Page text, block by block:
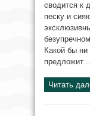
сводится к
песку и
Какой бы
предложит
Читать